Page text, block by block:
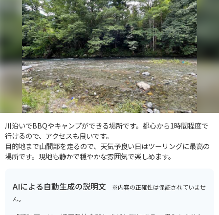
川沿いでBBQやキャンプができる場所です。都心から1時間程度で
行けるので、アクセスも良いです。
目的地まで山間部を走るので、天気予良い日はツーリングに最高の
場所です。現地も静かで穏やかな雰囲気で楽しめます。
AIによる自動生成の説明文 ※内容の正確性は保証されていませ
ん。